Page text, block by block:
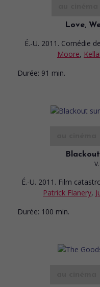
Love,
É.-U. 2011. Comédie de
Moore,
Durée: 91 min.
É.-U. 2011. Film
Patrick Flanery,
Durée: 100 min.